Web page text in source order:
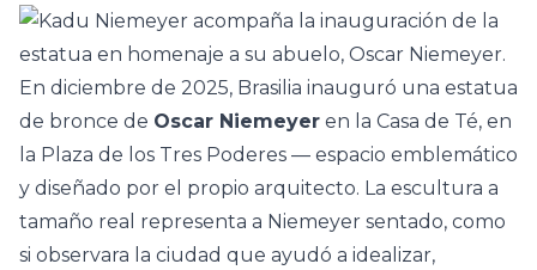
En diciembre de 2025, Brasilia inauguró una estatua
de bronce de Oscar Niemeyer en la Casa de Té, en
la Plaza de los Tres Poderes — espacio emblemático
y diseñado por el propio arquitecto. La escultura a
tamaño real representa a Niemeyer sentado, como
si observara la ciudad que ayudó a idealizar,